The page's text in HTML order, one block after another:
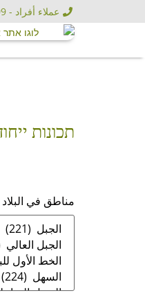
عملاء أفراد - 0548680199
תכונות
مناطق في البلاد